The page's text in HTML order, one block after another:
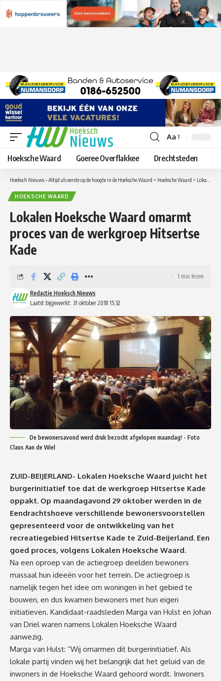
Lettergrootte
aanpassen
Aa
Hoeksche Waard Goeree Overflakkee Drechtsteden
Hoeksch Nieuws – Altijd als eerste op de hoogte in de Hoeksche Waard > Hoeksche Waard > Lokalen Hoeksche Waard omarmt proces van de werkgroep Hitsertse Kade
HOEKSCHE WAARD
Lokalen Hoeksche Waard omarmt
proces van de werkgroep Hitsertse
Kade
Laatst bijgewerkt: 31 oktober 2018 15:32
Redactie Hoeksch Nieuws
1 min lezen
De bewonersavond werd druk bezocht afgelopen maandag! - Foto
Claus Aan de Wiel
ZUID-BEIJERLAND- Lokalen Hoeksche Waard juicht het
burgerinitiatief toe dat de werkgroep Hitsertse Kade
oppakt. Op maandagavond 29 oktober werden in de
Eendrachtshoeve verschillende bewonersvoorstellen
gepresenteerd voor de ontwikkeling van het
recreatiegebied Hitsertse Kade te Zuid-Beijerland. Een
goed proces, volgens Lokalen Hoeksche Waard.
Na een oproep van de actiegroep deelden bewoners
massaal hun ideeën voor het terrein. De actiegroep is
namelijk tegen het idee om woningen in het gebied te
bouwen, en dus kwamen bewoners met hun eigen
initiatieven. Kandidaat-raadsleden Marga van Hulst en Johan
van Driel waren namens Lokalen Hoeksche Waard
aanwezig.
Marga van Hulst: “Wij omarmen dit burgerinitiatief. Als
lokale partij vinden wij het belangrijk dat het geluid van de
inwoners in de Hoeksche Waard gehoord wordt. Inwoners